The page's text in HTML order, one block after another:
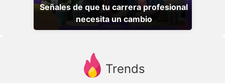
Señales de que tu carrera profesional
necesita un cambio
Trends